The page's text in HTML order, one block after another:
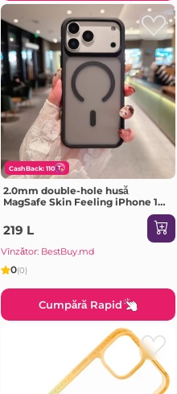
CashBack: 110
2.0mm double-hole husă
MagSafe Skin Feeling iPhone 17
219 L
Vînzător: BestBuy.md
0(0)
Cumpără Rapid